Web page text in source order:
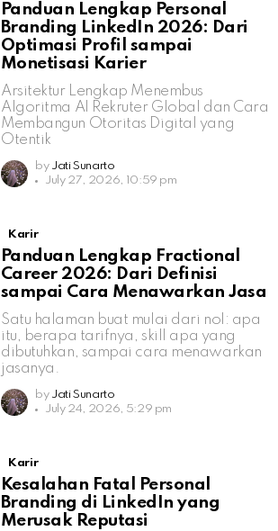
Panduan Lengkap Personal
Branding LinkedIn 2026: Dari
Optimasi Profil sampai
Monetisasi Karier
Arsitektur Lengkap Menembus
Algoritma AI Rekruter Global dan Cara
Membangun Otoritas Digital yang
Otentik
by Jati Sunarto
July 27, 2026, 10:59 pm
Karir
Panduan Lengkap Fractional
Career 2026: Dari Definisi
sampai Cara Menawarkan Jasa
Satu halaman buat mulai dari nol: apa
itu, berapa tarifnya, skill apa yang
dibutuhkan, sampai cara menawarkan
jasanya.
by Jati Sunarto
July 24, 2026, 5:29 pm
Karir
Kesalahan Fatal Personal
Branding di LinkedIn yang
Merusak Reputasi